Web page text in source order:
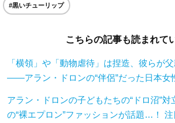
#黒いチューリップ
こちらの記事も読まれて
「横領」や「動物虐待」は捏造、彼らが
——アラン・ドロンの“伴侶”だった日本女
アラン・ドロンの子どもたちの“ドロ沼”
の“裸エプロン”ファッションが話題…！